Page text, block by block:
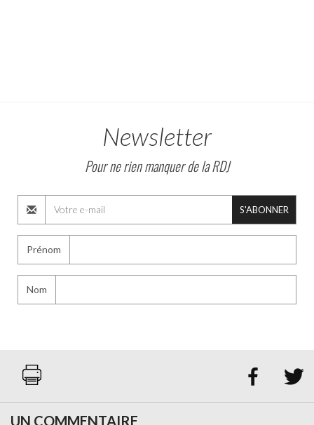
Newsletter
Pour ne rien manquer de la RDJ
S'ABONNER
Prénom
Nom
 
UN COMMENTAIRE